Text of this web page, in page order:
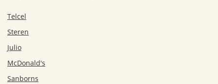
Telcel
Steren
Julio
McDonald's
Sanborns